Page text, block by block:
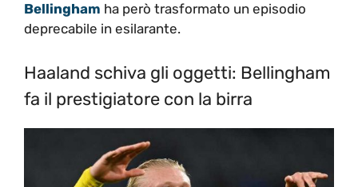
Bellingham ha però trasformato un episodio
deprecabile in esilarante.
Haaland schiva gli oggetti: Bellingham
fa il prestigiatore con la birra